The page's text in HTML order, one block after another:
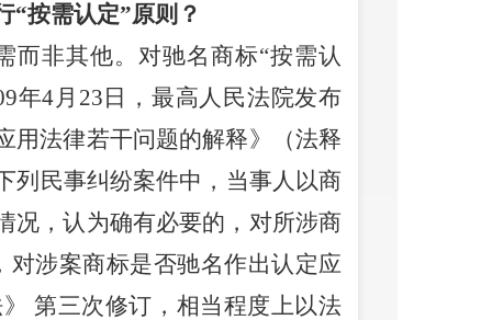
“按需认定”原则？
而非其他。对驰名商标“按需认
年4月23日，最高人民法院发布
用法律若干问题的解释》（法释
列民事纠纷案件中，当事人以商
况，认为确有必要的，对所涉商
涉案商标是否驰名作出认定应
第三次修订，相当程度上以法